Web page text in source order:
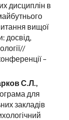
дисциплін в
вищої
досвід,
–
С.Л.,
для
закладів